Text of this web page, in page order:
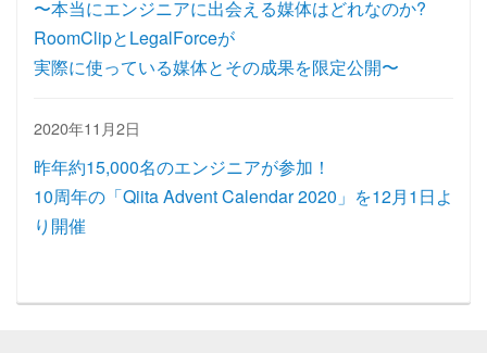
〜本当にエンジニアに出会える媒体はどれなのか?
RoomClipとLegalForceが
実際に使っている媒体とその成果を限定公開〜
2020年11月2日
昨年約15,000名のエンジニアが参加！
10周年の「Qiita Advent Calendar 2020」を12月1日よ
り開催